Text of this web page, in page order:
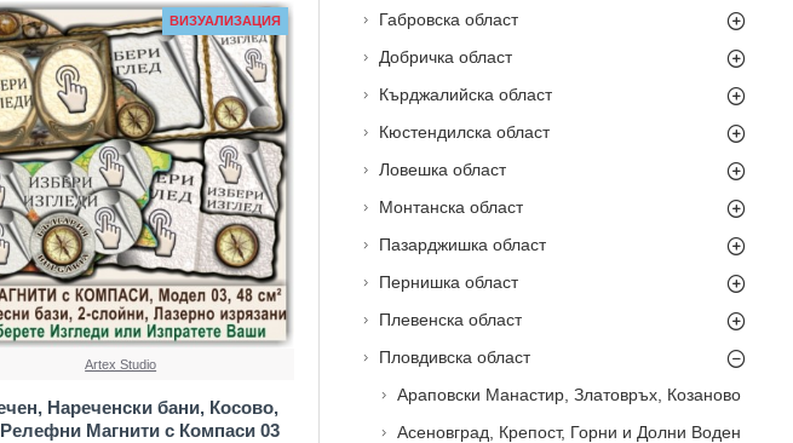
ВИЗУАЛИЗАЦИЯ
Artex Studio
Нареченски бани, Косово,
Магнити с Компаси 03
Габровска област
Добричка област
Кърджалийска област
Кюстендилска област
Ловешка област
Монтанска област
Пазарджишка област
Пернишка област
Плевенска област
Пловдивска област
Араповски Манастир, Златовръх, Козаново
Асеновград, Крепост, Горни и Долни Воден